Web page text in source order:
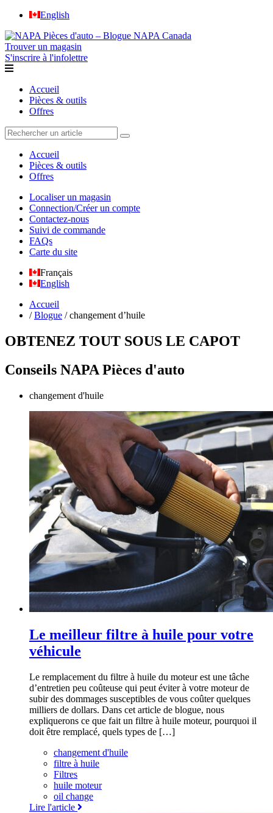
English
Trouver un magasin
S'inscrire à l'infolettre
Accueil
Pièces & outils
Offres
Accueil
Pièces & outils
Offres
Localiser un magasin
Connection/Créer un compte
Contactez-nous
Suivi de commande
FAQs
Carte du site
Français
English
Accueil
/ Blogue /changement d’huile
OBTENEZ TOUT SOUS LE CAPOT
Conseils NAPA Pièces d'auto
changement d'huile
Le meilleur filtre à huile pour votre
véhicule
Le remplacement du filtre à huile du moteur est une tâche
d’entretien peu coûteuse qui peut éviter à votre moteur de
subir des dommages susceptibles de vous coûter quelques
milliers de dollars. Dans cet article de blogue, nous
expliquerons ce que fait un filtre à huile moteur, pourquoi il
doit être remplacé, quels types de […]
changement d'huile
filtre à huile
Filtres
huile moteur
oil change
Lire l'article